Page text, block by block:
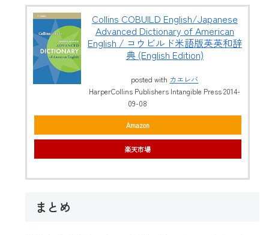
Collins COBUILD English/Japanese
Advanced Dictionary of American
English / コウビルド米語版英英和辞
典 (English Edition)
posted with カエレバ
HarperCollins Publishers Intangible Press 2014-
09-08
Amazon
楽天市場
まとめ